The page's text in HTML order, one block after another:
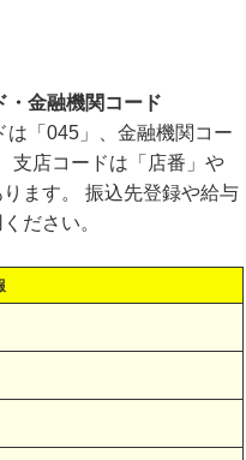
・金融機関コード
は「045」、金融機関コー
支店コードは「店番」や
ます。 振込先登録や給与
ださい。